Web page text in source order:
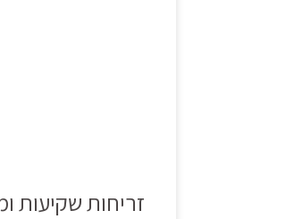
זריחות שקיעות